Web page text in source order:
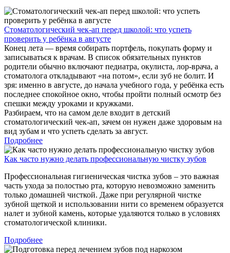
Стоматологический чек-ап перед школой: что успеть
проверить у ребёнка в августе
Конец лета — время собирать портфель, покупать форму и
записываться к врачам. В список обязательных пунктов
родители обычно включают педиатра, окулиста, лор-врача, а
стоматолога откладывают «на потом», если зуб не болит. И
зря: именно в августе, до начала учебного года, у ребёнка есть
последнее спокойное окно, чтобы пройти полный осмотр без
спешки между уроками и кружками.
Разбираем, что на самом деле входит в детский
стоматологический чек-ап, зачем он нужен даже здоровым на
вид зубам и что успеть сделать за август.
Подробнее
Как часто нужно делать профессиональную чистку зубов
Профессиональная гигиеническая чистка зубов – это важная
часть ухода за полостью рта, которую невозможно заменить
только домашней чисткой. Даже при регулярной чистке
зубной щеткой и использовании нити со временем образуется
налет и зубной камень, которые удаляются только в условиях
стоматологической клиники.
Подробнее